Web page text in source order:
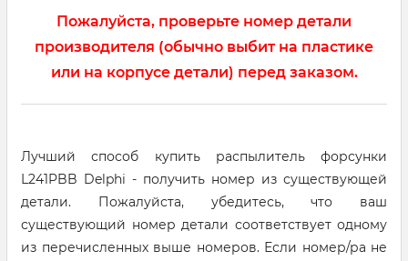
Пожалуйста, проверьте номер детали
производителя (обычно выбит на пластике
или на корпусе детали) перед заказом.
Лучший способ купить распылитель форсунки
L241PBB Delphi - получить номер из существующей
детали. Пожалуйста, убедитесь, что ваш
существующий номер детали соответствует одному
из перечисленных выше номеров. Если номер/ра не